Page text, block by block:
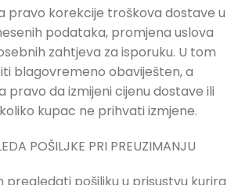
pravo korekcije troškova dostave u
podataka, promjena uslova
zahtjeva za isporuku. U tom
blagovremeno obaviješten, a
pravo da izmijeni cijenu dostave ili
kupac ne prihvati izmjene.
POŠILJKE PRI PREUZIMANJU